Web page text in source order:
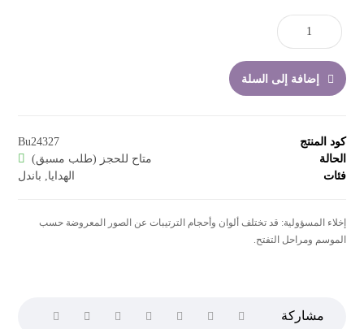
إضافة إلى السلة
كود المنتج
Bu24327
الحالة
متاح للحجز (طلب مسبق)
فئات
الهدايا باندل
إخلاء المسؤولية: قد تختلف ألوان وأحجام الترتيبات عن الصور المعروضة حسب
الموسم ومراحل التفتح.